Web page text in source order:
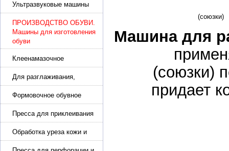
люверсы, петля
Ультразвуковые машины
для сварки
ПРОИЗВОДСТВО ОБУВИ.
Машины для изготовления
обуви
Клеенамазочное
оборудование и активаторы
клея
Для разглаживания,
разбивания и герметизации
шва
Формовочное обувное
оборудование
Пресса для приклеивания
подошвы и прибивки
каблука
Обработка уреза кожи и
покрасочные камеры
Машина для
(союзки)
придает